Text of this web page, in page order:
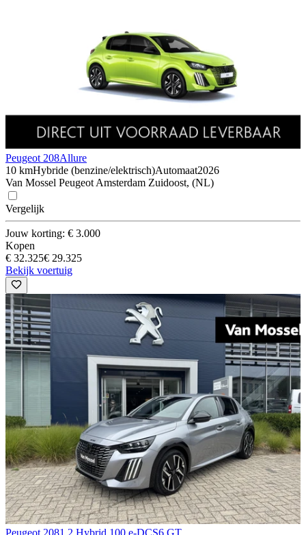
Peugeot 208Allure
10 kmHybride (benzine/elektrisch)Automaat2026
Van Mossel Peugeot Amsterdam Zuidoost, (NL)
Vergelijk
Jouw korting: € 3.000
Kopen
€ 32.325€ 29.325
Bekijk voertuig
Peugeot 2081.2 Hybrid 100 e-DCS6 GT